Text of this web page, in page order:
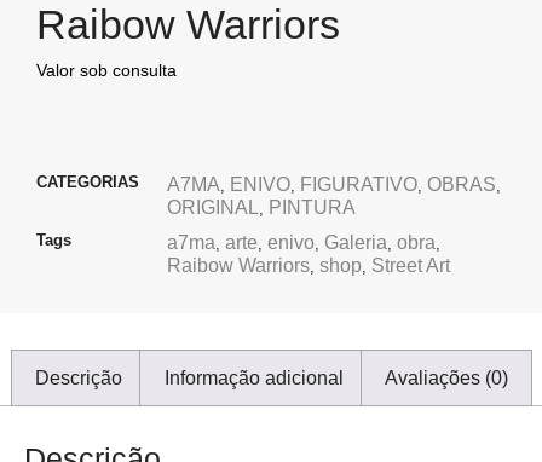
Raibow Warriors
Valor sob consulta
CATEGORIAS A7MA, ENIVO, FIGURATIVO, OBRAS,
ORIGINAL, PINTURA
Tags a7ma, arte, enivo, Galeria, obra,
Raibow Warriors, shop, Street Art
Descrição Informação adicional Avaliações (0)